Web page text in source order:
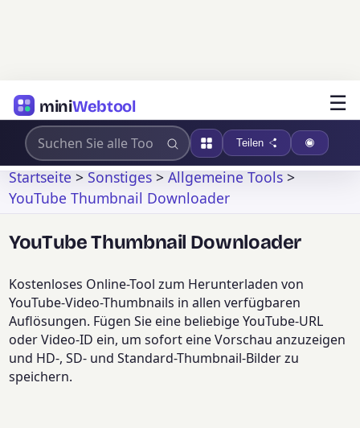
miniWebtool ☰
Teilen
Startseite>Sonstiges>Allgemeine Tools>
YouTube Thumbnail Downloader
YouTube Thumbnail Downloader
Kostenloses Online-Tool zum Herunterladen von
YouTube-Video-Thumbnails in allen verfügbaren
Auflösungen. Fügen Sie eine beliebige YouTube-URL
oder Video-ID ein, um sofort eine Vorschau anzuzeigen
und HD-, SD- und Standard-Thumbnail-Bilder zu
speichern.